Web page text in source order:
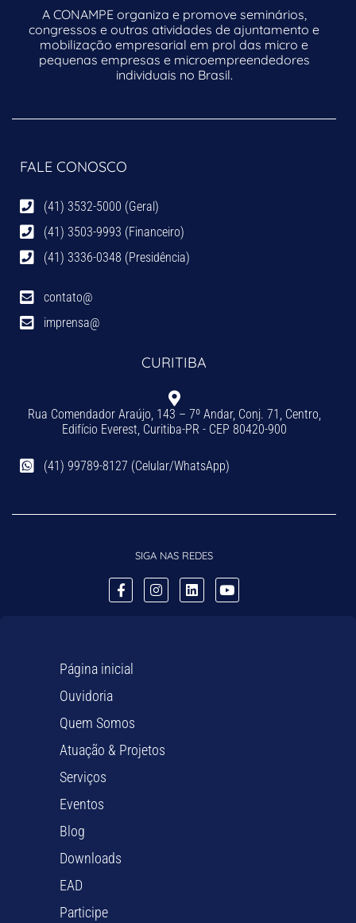
A CONAMPE organiza e promove seminários,
congressos e outras atividades de ajuntamento e
mobilização empresarial em prol das micro e
pequenas empresas e microempreendedores
individuais no Brasil.
FALE CONOSCO
(41) 3532-5000 (Geral)
(41) 3503-9993 (Financeiro)
(41) 3336-0348 (Presidência)
contato@
imprensa@
CURITIBA
Rua Comendador Araújo, 143 – 7º Andar, Conj. 71, Centro,
Edifício Everest, Curitiba-PR - CEP 80420-900
(41) 99789-8127 (Celular/WhatsApp)
SIGA NAS REDES
Página inicial
Ouvidoria
Quem Somos
Atuação & Projetos
Serviços
Eventos
Blog
Downloads
EAD
Participe